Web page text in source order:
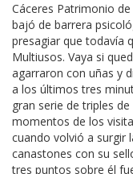
Cáceres Patrimonio
bajó de barrera
presagiar que todavía
Multiusos. Vaya si
agarraron con uñas y
a los últimos tres
gran serie de triples
momentos de los
cuando volvió a surgir
canastones con su
tres puntos sobre él